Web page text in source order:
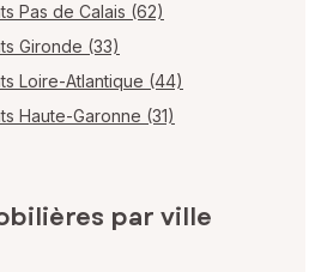
Pas de Calais (62)
Gironde (33)
Loire-Atlantique (44)
Haute-Garonne (31)
par ville